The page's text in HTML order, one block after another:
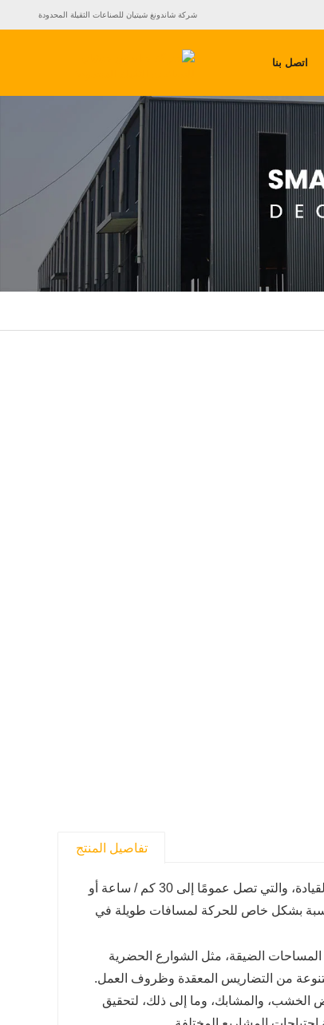
شركة شاندونغ شيتيان للصناعات الثقيلة المحدودة
اتصل بنا
تفاصيل المنتج
تم تجهيز الحفارات ذات العجلات بأجهزة المشي ذات العجلات، وسرعة القيادة، والتي تصل عمومًا إلى 30 كم / ساعة أو
بشكل خاص للحركة لمسافات طويلة في
الضيقة، مثل الشوارع الحضرية
من التضاريس المعقدة وظروف العمل.
الخشب، والمشابك، وما إلى ذلك، لتحقيق